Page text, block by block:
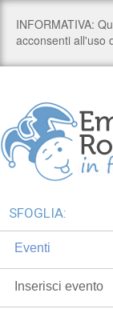
SFOGLIA:
Eventi
Inserisci evento